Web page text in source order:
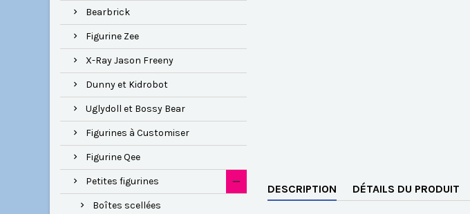
Bearbrick
Figurine Zee
X-Ray Jason Freeny
Dunny et Kidrobot
Uglydoll et Bossy Bear
Figurines à Customiser
Figurine Qee
Petites figurines
Boîtes scellées
DESCRIPTION DÉTAILS DU PRODUIT